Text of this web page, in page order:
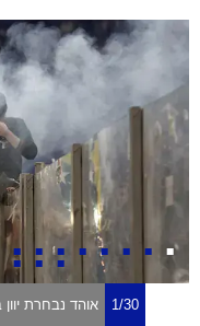
1/30 אוהד נבחרת